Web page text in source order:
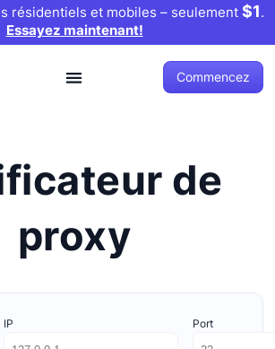
résidentiels et mobiles – seulement$1.
Essayez maintenant!
Commencez
de
proxy
IP Port